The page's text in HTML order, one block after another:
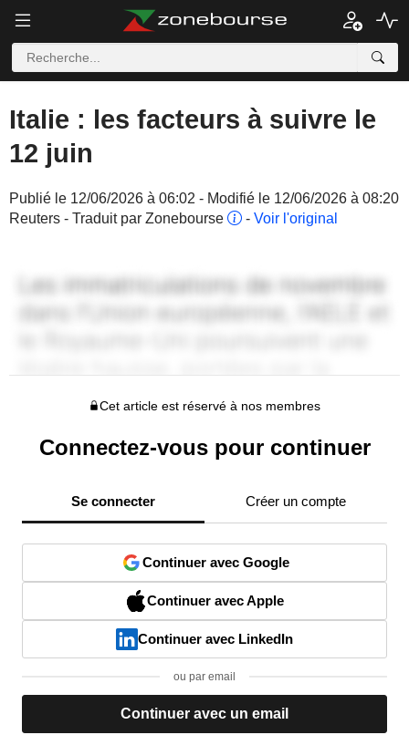
Italie : les facteurs à suivre le
12 juin
Publié le 12/06/2026 à 06:02 - Modifié le 12/06/2026 à 08:20
Reuters - Traduit par Zonebourse
- Voir l'original
Cet article est réservé à nos membres
Connectez-vous pour continuer
Se connecter Créer un compte
Continuer avec Google
Continuer avec Apple
Continuer avec LinkedIn
ou par email
Continuer avec un email